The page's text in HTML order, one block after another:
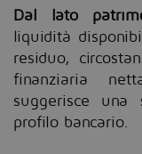
Dal lato
liquidità
residuo,
finanziaria
suggerisce
profilo bancario.